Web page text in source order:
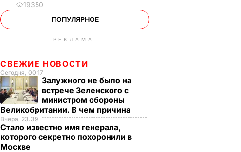
19350
ПОПУЛЯРНОЕ
РЕКЛАМА
СВЕЖИЕ НОВОСТИ
Сегодня, 00.17
Залужного не было на
встрече Зеленского с
министром обороны
Великобритании. В чем причина
Вчера, 23.39
Стало известно имя генерала,
которого секретно похоронили в
Москве